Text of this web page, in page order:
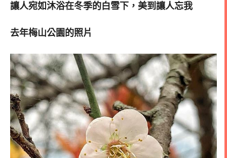
讓人宛如沐浴在冬季的白雪下，美到讓人忘我
去年梅山公園的照片